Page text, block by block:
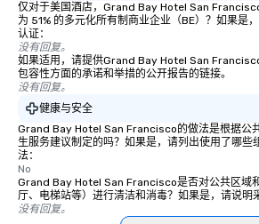
仅对于美国酒店，Grand Bay Hotel San
为 51% 的多元化所有制商业企业（BE）？如果是
认证：
没有回复。
如果适用，请提供Grand Bay Hotel San
包容性方面的承诺和举措的公开报告的链接。
没有回复。
健康与安全
Grand Bay Hotel San Francisco的做法是根据公
生服务建议制定的吗？如果是，请列出使用了哪些
法：
No
Grand Bay Hotel San Francisco是否对公共区域
厅、电梯站等）进行清洁和消毒？如果是，请说明
没有回复。